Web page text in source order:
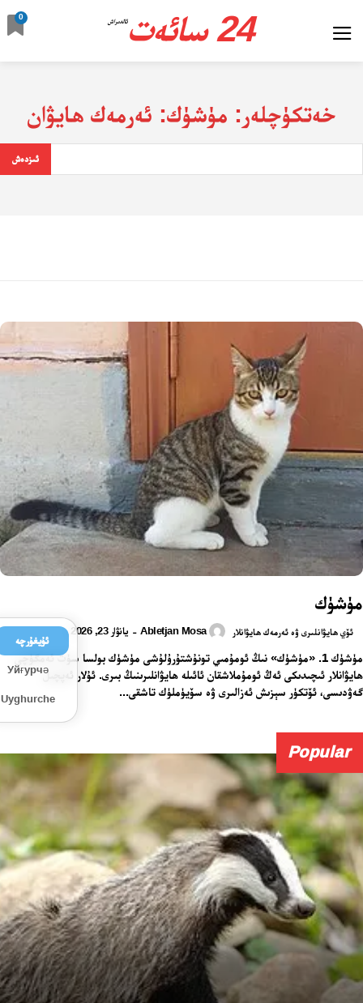
24 سائەت ئالدىراش
0
خەتكۈچلەر: مۈشۈك: ئەرمەك ھايۋان
ئىزدەش
مۈشۈك
ئۆي ھايۋانلىرى ۋە ئەرمەك ھايۋانلار Abletjan Mosa
- يانۋار 23, 2026
مۈشۈك 1. «مۈشۈك» نىڭ ئومۇمىي تونۇشتۇرۇلۇشى مۈشۈك بولسا سۈت ئەمگۈچى
ھايۋانلار ئىچىدىكى ئەڭ ئومۇملاشقان ئائىلە ھايۋانلىرىنىڭ بىرى. ئۇلار ئەپچىل
گەۋدىسى، ئۆتكۈر سېزىش ئەزالىرى ۋە سۆيۈملۈك تاشقى...
Popular
ئۇيغۇرچە
Уйғурчә
Uyghurche